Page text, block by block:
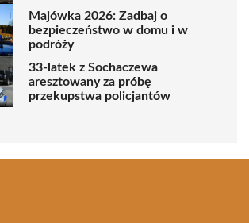
Majówka 2026: Zadbaj o
bezpieczeństwo w domu i w
podróży
33-latek z Sochaczewa
aresztowany za próbę
przekupstwa policjantów